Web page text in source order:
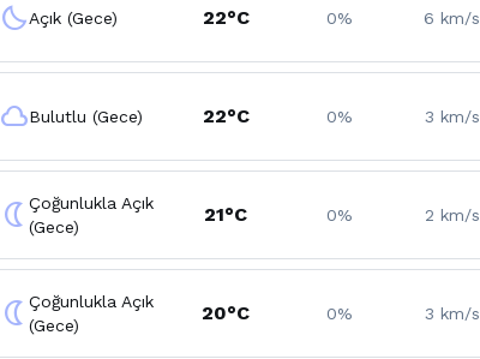
clear_nightAçık (Gece) 22°C 0% 6 km/s
cloudBulutlu (Gece) 22°C 0% 3 km/s
nightlightÇoğunlukla Açık
(Gece)
21°C 0% 2 km/s
nightlightÇoğunlukla Açık
(Gece)
20°C 0% 3 km/s